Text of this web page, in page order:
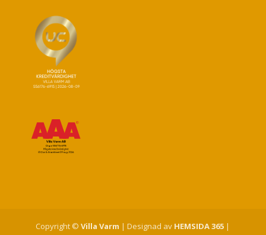
Copyright ©Villa Varm | Designad av HEMSIDA 365 |